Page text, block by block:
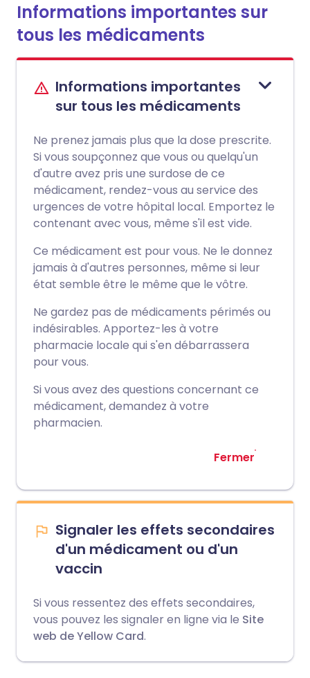
Informations importantes sur
tous les médicaments
Informations importantes
sur tous les médicaments
Ne prenez jamais plus que la dose prescrite.
Si vous soupçonnez que vous ou quelqu'un
d'autre avez pris une surdose de ce
médicament, rendez-vous au service des
urgences de votre hôpital local. Emportez le
contenant avec vous, même s'il est vide.
Ce médicament est pour vous. Ne le donnez
jamais à d'autres personnes, même si leur
état semble être le même que le vôtre.
Ne gardez pas de médicaments périmés ou
indésirables. Apportez-les à votre
pharmacie locale qui s'en débarrassera
pour vous.
Si vous avez des questions concernant ce
médicament, demandez à votre
pharmacien.
Fermer
Signaler les effets secondaires
d'un médicament ou d'un
vaccin
Si vous ressentez des effets secondaires,
vous pouvez les signaler en ligne via le Site
web de Yellow Card.